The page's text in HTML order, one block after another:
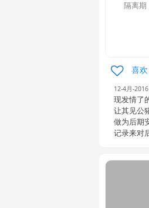
隔离期
喜欢
12-4月-2016
现发情了
让其见公
做为后期
记录来对